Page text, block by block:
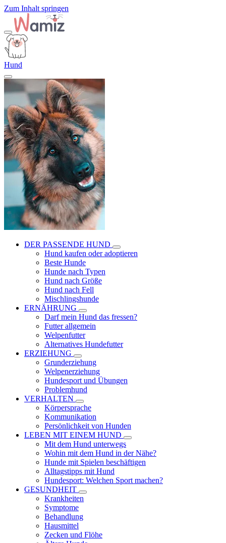
Zum Inhalt springen
Hund
DER PASSENDE HUND
Hund kaufen oder adoptieren
Beste Hunde
Hunde nach Typen
Hund nach Größe
Hund nach Fell
Mischlingshunde
ERNÄHRUNG
Darf mein Hund das fressen?
Futter allgemein
Welpenfutter
Alternatives Hundefutter
ERZIEHUNG
Grunderziehung
Welpenerziehung
Hundesport und Übungen
Problemhund
VERHALTEN
Körpersprache
Kommunikation
Persönlichkeit von Hunden
LEBEN MIT EINEM HUND
Mit dem Hund unterwegs
Wohin mit dem Hund in der Nähe?
Hunde mit Spielen beschäftigen
Alltagstipps mit Hund
Hundesport: Welchen Sport machen?
GESUNDHEIT
Krankheiten
Symptome
Behandlung
Hausmittel
Zecken und Flöhe